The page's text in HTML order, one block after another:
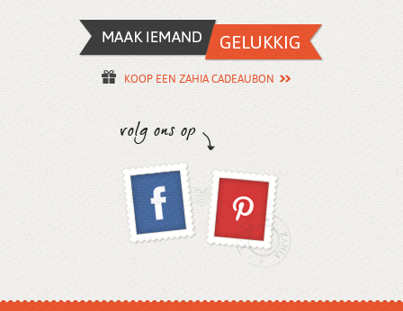
KOOP EEN ZAHIA CADEAUBON